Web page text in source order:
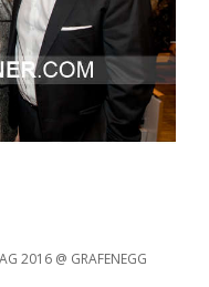
2016 @ GRAFENEGG